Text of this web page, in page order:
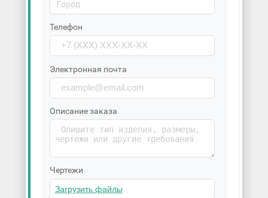
Телефон
Электронная почта
Описание заказа
Чертежи